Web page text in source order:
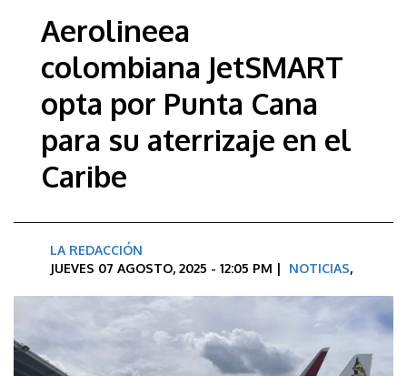
Aerolineea
colombiana JetSMART
opta por Punta Cana
para su aterrizaje en el
Caribe
LA REDACCIÓN
JUEVES 07 AGOSTO, 2025 - 12:05 PM | NOTICIAS,